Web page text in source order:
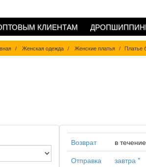
КЛИЕНТАМ
Женская одежда Женские платья Платье
Возврат
в
Отправка
завтра*